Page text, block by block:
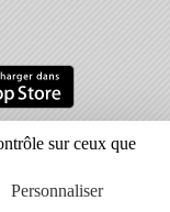
Connexion
sur ceux que
Personnaliser